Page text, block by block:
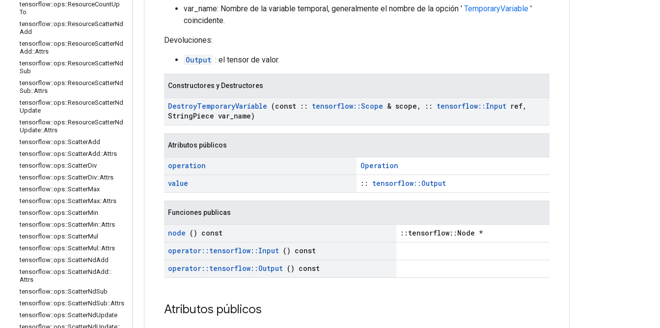
tensorflow::ops::ResourceCountUp
To
tensorflow::ops::ResourceScatterNd
Add
tensorflow::ops::ResourceScatterNd
Add ::Attrs
tensorflow::ops::ResourceScatterNd
Sub
tensorflow::ops::ResourceScatterNd
Sub::Attrs
tensorflow::ops::ResourceScatterNd
Update
tensorflow::ops::ResourceScatterNd
Update::Attrs
tensorflow::ops::ScatterAdd
tensorflow::ops::ScatterAdd ::Attrs
tensorflow::ops::ScatterDiv
tensorflow::ops::ScatterDiv::Attrs
tensorflow::ops::ScatterMax
tensorflow::ops::ScatterMax::Attrs
tensorflow::ops::ScatterMin
tensorflow::ops::ScatterMin::Attrs
tensorflow::ops::ScatterMul
tensorflow::ops::ScatterMul ::Attrs
tensorflow::ops::ScatterNdAdd
tensorflow::ops::ScatterNdAdd ::
Attrs
tensorflow::ops::ScatterNdSub
tensorflow::ops::ScatterNdSub::Attrs
tensorflow::ops::ScatterNdUpdate
var_name: Nombre de la variable temporal, generalmente el nombre de la opción ' TemporaryVariable '
coincidente.
Devoluciones:
Output : el tensor de valor.
Constructores y Destructores
DestroyTemporaryVariable (const :: tensorflow::Scope & scope , :: tensorflow:: Input ref,
StringPiece var name)
Atributos públicos
operation
Operation
value
:: tensorflow::Output
Funciones publicas
node () const
::tensorflow::Node *
operator:: tensorflow:: Input () const
operator:: tensorflow:: Output () const
Atributos públicos